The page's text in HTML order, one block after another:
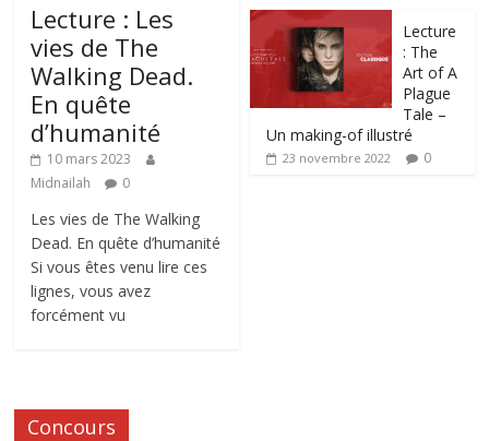
Lecture : Les
vies de The
Walking Dead.
En quête
d’humanité
10 mars 2023
Midnailah
0
Les vies de The Walking
Dead. En quête d’humanité
Si vous êtes venu lire ces
lignes, vous avez
forcément vu
Lecture
: The
Art of A
Plague
Tale –
Un making-of illustré
23 novembre 2022 0
Concours